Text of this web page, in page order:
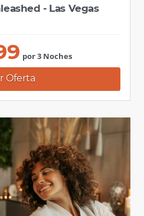
- Las Vegas
por 3 Noches
Oferta